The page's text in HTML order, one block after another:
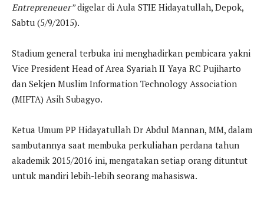
Entrepreneuer”digelar di Aula STIE Hidayatullah, Depok,
Sabtu (5/9/2015).
Stadium general terbuka ini menghadirkan pembicara yakni
Vice President Head of Area Syariah II Yaya RC Pujiharto
dan Sekjen Muslim Information Technology Association
(MIFTA) Asih Subagyo.
Ketua Umum PP Hidayatullah Dr Abdul Mannan, MM, dalam
sambutannya saat membuka perkuliahan perdana tahun
akademik 2015/2016 ini, mengatakan setiap orang dituntut
untuk mandiri lebih-lebih seorang mahasiswa.